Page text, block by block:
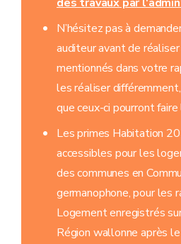
N’hésitez pas à
auditeur avant de
mentionnés dans votre
les réaliser
que ceux-ci pourront faire
Les primes Habitation
accessibles pour les
des communes en
germanophone, pour les
Logement enregistrés
Région wallonne après